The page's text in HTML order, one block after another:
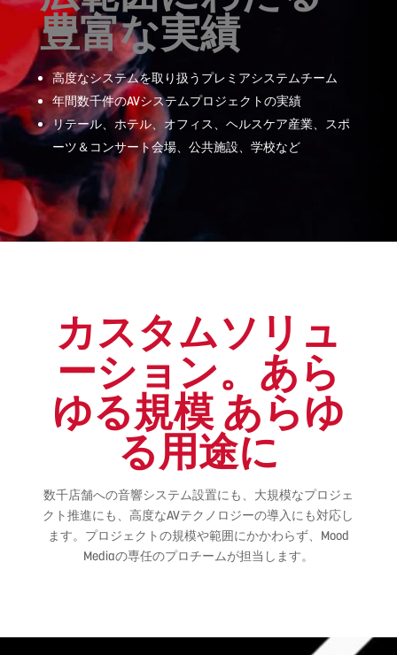
豊富な実績
高度なシステムを取り扱うプレミアシステムチーム
年間数千件のAVシステムプロジェクトの実績
リテール、ホテル、オフィス、ヘルスケア産業、スポ
ーツ＆コンサート会場、公共施設、学校など
カスタムソリュ
ーション。あら
ゆる規模 あらゆ
る用途に
数千店舗への音響システム設置にも、大規模なプロジェ
クト推進にも、高度なAVテクノロジーの導入にも対応し
ます。プロジェクトの規模や範囲にかかわらず、Mood
Mediaの専任のプロチームが担当します。